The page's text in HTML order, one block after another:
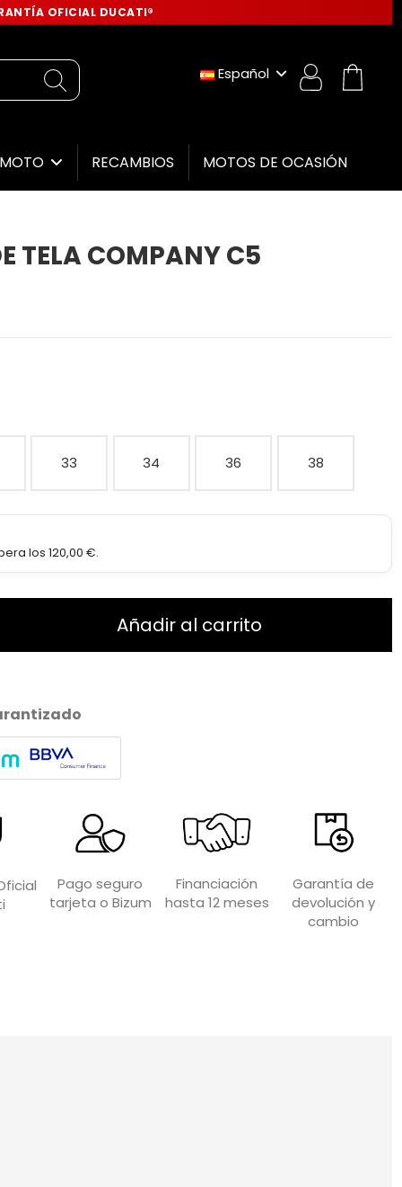
OFICIAL DUCATI®
Español
RECAMBIOS MOTOS DE OCASIÓN
TELA COMPANY C5
33 34 36 38
los 120,00 €.
Añadir al carrito
Pago seguro
tarjeta o Bizum
Financiación
hasta 12 meses
Garantía de
devolución y
cambio